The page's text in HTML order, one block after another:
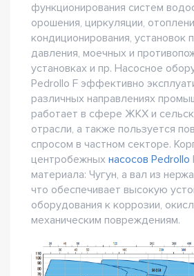
функционирования систем
орошения, циркуляции,
кондиционирования, установок
давления, моечных и
установках и пр. Насосное
Pedrollo F эффективно
различных направлениях
работает в сфере ЖКХ и
отрасли, а также пользуется
спросом в частном секторе.
центробежных насосов Pedrollo
материала: Чугун, а вал из
что обеспечивает высокую
оборудования к коррозии,
механическим повреждениям.